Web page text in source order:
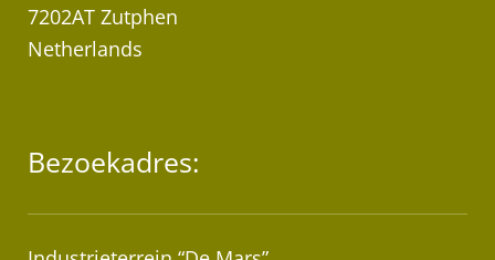
7202AT Zutphen
Netherlands
Bezoekadres: